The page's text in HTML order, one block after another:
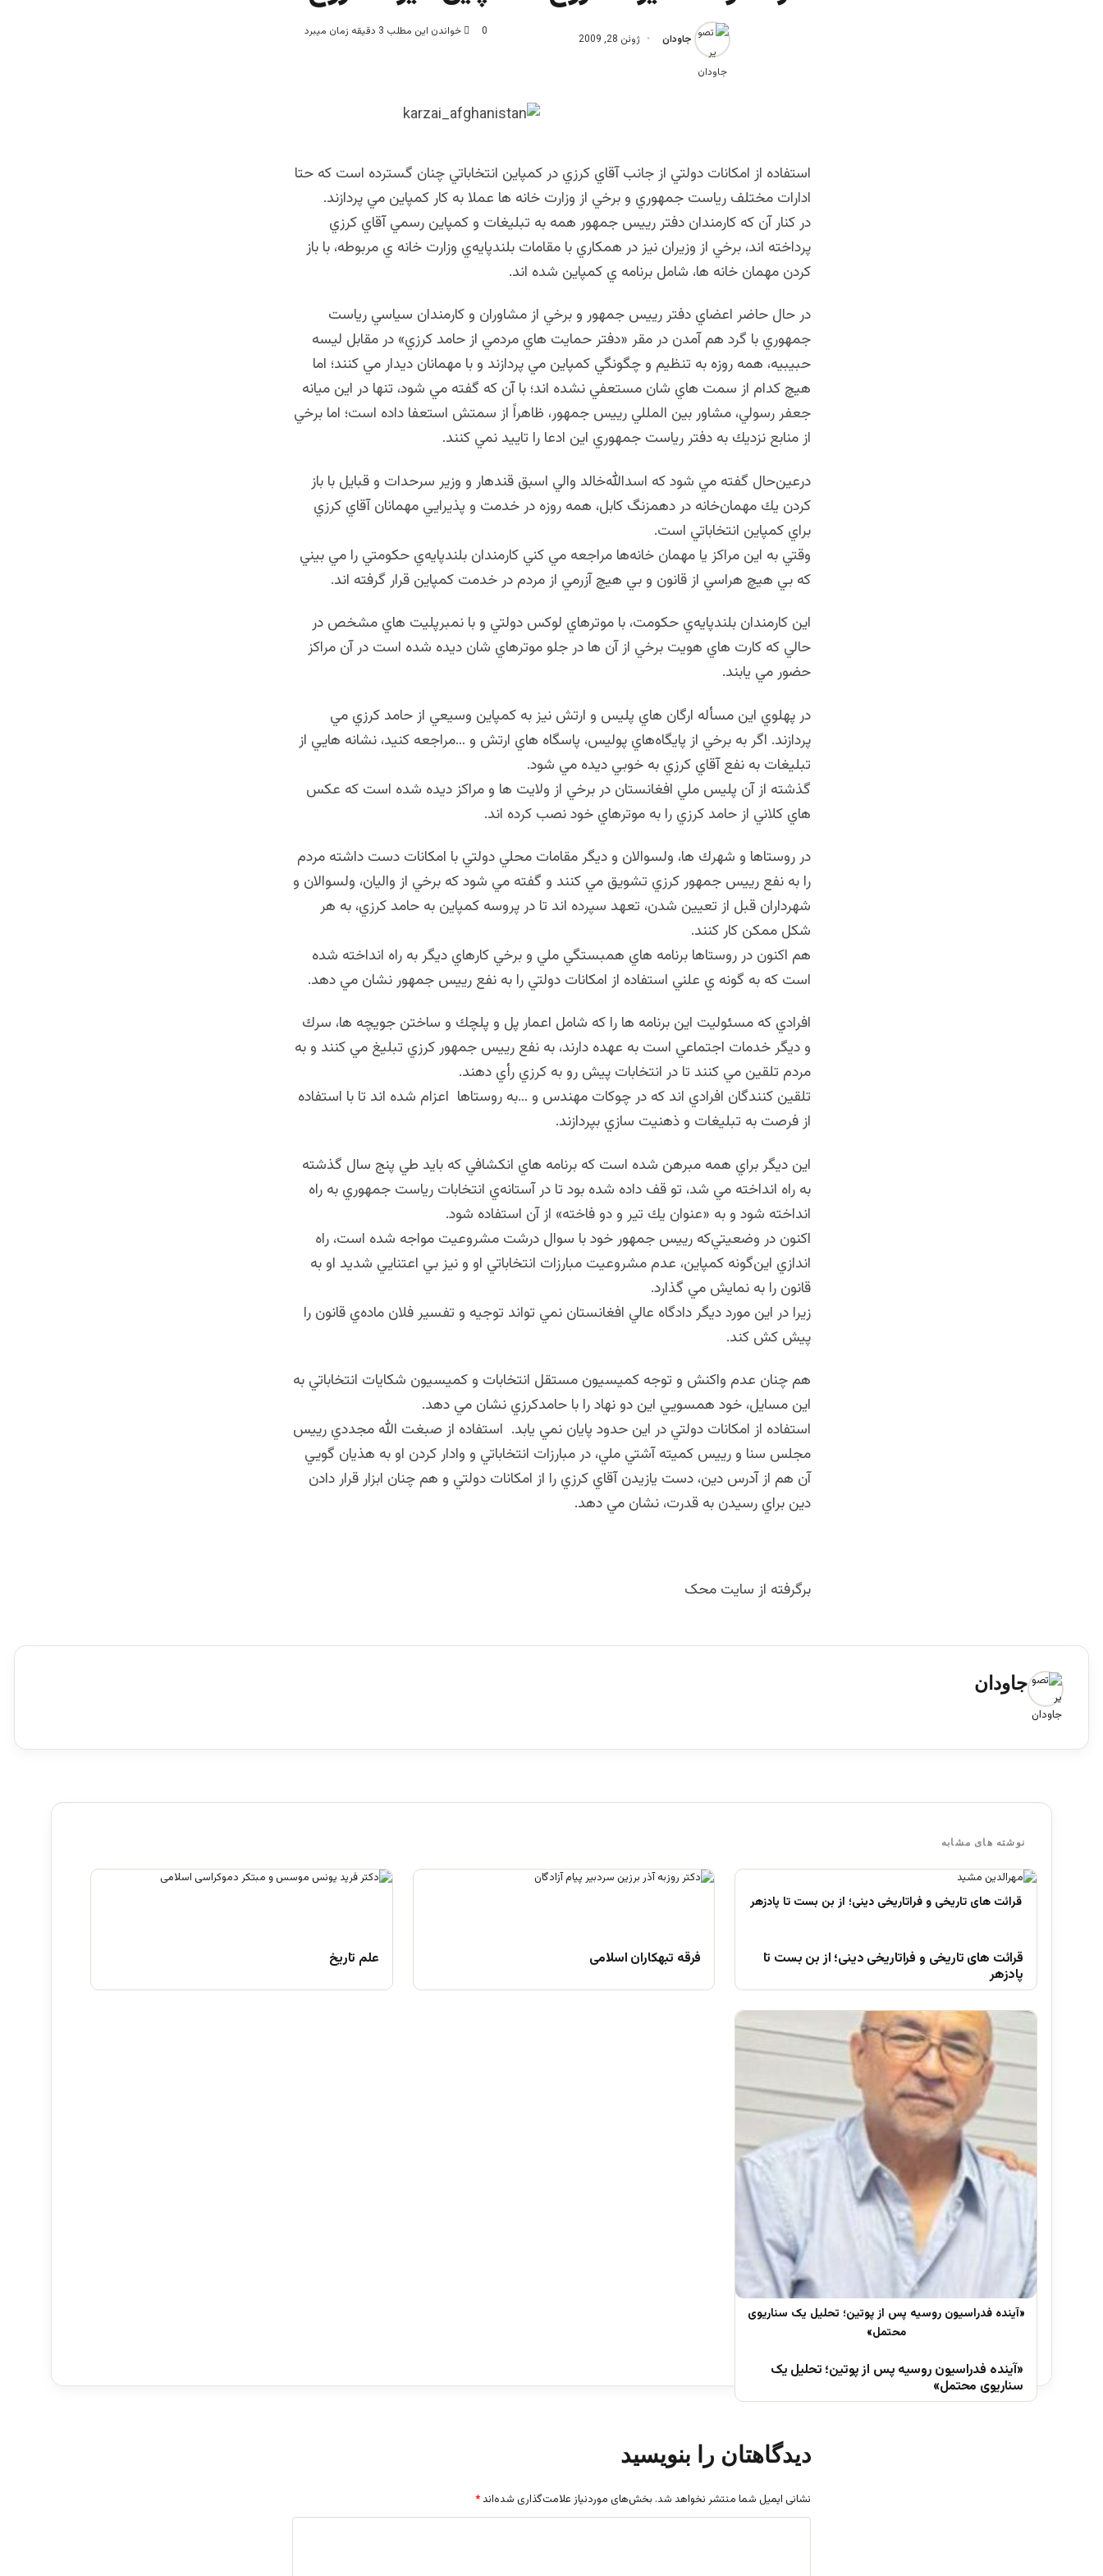
جاودان ژوئن 28, 2009
0 خواندن این مطلب 3 دقیقه زمان میبرد
استفاده از امكانات دولتي از جانب آقاي كرزي در كمپاين انتخاباتي چنان گسترده است كه‌ حتا
ادارات مختلف رياست جمهوري و برخي از وزارت خانه ها عملا به كار كمپاين مي پردازند.
در كنار آن كه كارمندان دفتر رييس جمهور همه به تبليغات و كمپاين رسمي آقاي كرزي
پرداخته اند، برخي از وزيران نيز در همكاري با مقامات بلندپايه‌ي وزارت خانه ي مربوطه، با باز
كردن مهمان خانه ها، شامل برنامه ي كمپاين شده اند.
در حال حاضر اعضاي دفتر رييس جمهور و برخي از مشاوران و كارمندان سياسي رياست
جمهوري با گرد هم آمدن در مقر «دفتر حمايت هاي مردمي از حامد كرزي» در مقابل ليسه
حبيبيه، همه روزه به تنظيم و چگونگي كمپاين مي پردازند و با مهمانان ديدار مي كنند؛ اما
هيچ كدام از سمت هاي شان مستعفي نشده اند؛ با آن كه گفته مي شود، تنها در اين ميانه
جعفر رسولي، مشاور بين المللي رييس جمهور، ظاهراً از سمتش استعفا داده است؛ اما برخي
از منابع نزديك به دفتر رياست جمهوري اين ادعا را تاييد نمي كنند.
درعين‌حال گفته مي شود كه اسدالله‌خالد والي اسبق قندهار و وزير سرحدات و قبايل با باز
كردن يك مهمان‌خانه در دهمزنگ كابل، همه روزه در خدمت و پذيرايي مهمانان آقاي كرزي
براي كمپاين انتخاباتي است.
وقتي به اين مراكز يا مهمان خانه‌ها مراجعه مي كني كارمندان بلندپايه‌ي حكومتي را مي بيني
كه بي هيچ هراسي از قانون و بي هيچ آزرمي از مردم در خدمت كمپاين قرار گرفته اند.
اين كارمندان بلندپايه‌ي حكومت، با موترهاي لوكس دولتي و با نمبرپليت هاي مشخص در
حالي كه كارت هاي هويت برخي از آن ها در جلو موترهاي شان ديده شده است در آن مراكز
حضور مي یابند.
در پهلوي اين مسأله ارگان هاي پليس و ارتش نيز به كمپاين وسيعي از حامد كرزي مي
پردازند. اگر به برخي از پايگاه‌هاي پوليس، پاسگاه هاي ارتش و …مراجعه كنيد، نشانه هايي از
تبليغات به نفع آقاي كرزي به خوبي ديده مي شود.
گذشته از آن پليس ملي افغانستان در برخي از ولايت ها و مراكز ديده شده است كه عكس
هاي كلاني از حامد كرزي را به موترهاي خود نصب كرده اند.
در روستاها و شهرك ها، ولسوالان و ديگر مقامات محلي دولتي با امكانات دست داشته مردم
را به نفع رييس جمهور كرزي تشويق مي كنند و گفته مي شود كه برخي از واليان، ولسوالان و
شهرداران قبل از تعيين شدن، تعهد سپرده اند تا در پروسه كمپاين به حامد كرزي، به هر
شكل ممكن كار كنند.
هم اكنون در روستاها برنامه هاي همبستگي ملي و برخي كارهاي ديگر به راه انداخته شده
است كه به گونه ي علني استفاده از امكانات دولتي را به نفع ریيس جمهور نشان مي دهد.
افرادي كه مسئوليت اين برنامه ها را كه شامل اعمار پل و پلچك و ساختن جويچه ها، سرك
و ديگر خدمات اجتماعي است به عهده دارند، به نفع رييس جمهور كرزي تبليغ مي كنند و به
مردم تلقين مي كنند تا در انتخابات پيش رو به كرزي رأي دهند.
تلقين كنندگان افرادي اند كه در چوكات مهندس و …به روستاها اعزام شده اند تا با استفاده
از فرصت به تبليغات و ذهنيت سازي بپردازند.
اين ديگر براي همه مبرهن شده است كه برنامه هاي انكشافي كه بايد طي پنج سال گذشته
به راه انداخته مي شد، تو قف داده شده بود تا در آستانه‌ي انتخابات رياست جمهوري به راه
انداخته شود و به «عنوان يك تير و دو فاخته» از آن استفاده شود.
اكنون در وضعيتي‌كه رييس جمهور خود با سوال درشت مشروعيت مواجه شده است، راه
اندازي اين‌گونه كمپاين، عدم مشروعيت مبارزات انتخاباتي او و نيز بي اعتنايي شديد او به
قانون را به نمايش مي گذارد.
زيرا در اين مورد ديگر دادگاه عالي افغانستان نمي تواند توجيه و تفسير فلان ماده‌ي قانون را
پيش كش كند.
هم چنان عدم واكنش و توجه كميسيون مستقل انتخابات و كميسيون شكايات انتخاباتي به
اين مسايل، خود همسويي اين دو نهاد را با حامدكرزي نشان مي دهد.
استفاده از امكانات دولتي در اين حدود پايان نمي يابد. استفاده از صبغت الله مجددي رييس
مجلس سنا و رييس كميته آشتي ملي، در مبارزات انتخاباتي و وادار كردن او به هذيان گويي
آن هم از آدرس دين، دست يازيدن آقاي كرزي را از امكانات دولتي و هم چنان ابزار قرار دادن
دين براي رسيدن به قدرت، نشان مي دهد.
برگرفته از سایت محک
جاودان
نوشته های مشابه
قرائت های تاریخی و فراتاریخی دینی؛ از بن بست تا
پادزهر
فرقه تبهکاران اسلامی علم تاریخ
«آینده فدراسیون روسیه پس از پوتین؛ تحلیل یک
سناریوی محتمل»
دیدگاهتان را بنویسید
نشانی ایمیل شما منتشر نخواهد شد. بخش‌های موردنیاز علامت‌گذاری شده‌اند *